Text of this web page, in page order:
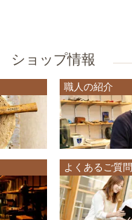
ショップ情報
職人の紹介
よくあるご質問